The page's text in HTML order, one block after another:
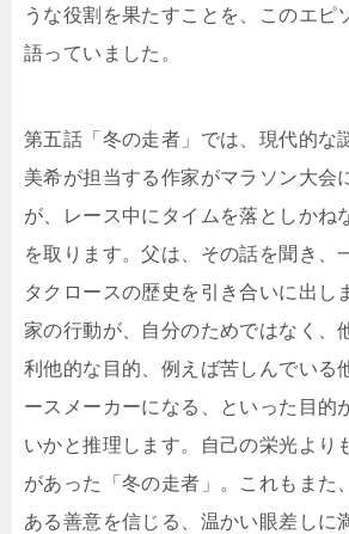
うな役割を果たすことを、このエピ
語っていました。
第五話「冬の走者」では、現代的な
美希が担当する作家がマラソン大会
が、レース中にタイムを落としかね
を取ります。父は、その話を聞き、
タクロースの歴史を引き合いに出し
家の行動が、自分のためではなく、
利他的な目的、例えば苦しんでいる
ースメーカーになる、といった目的
いかと推理します。自己の栄光より
があった「冬の走者」。これもまた
ある善意を信じる、温かい眼差しに